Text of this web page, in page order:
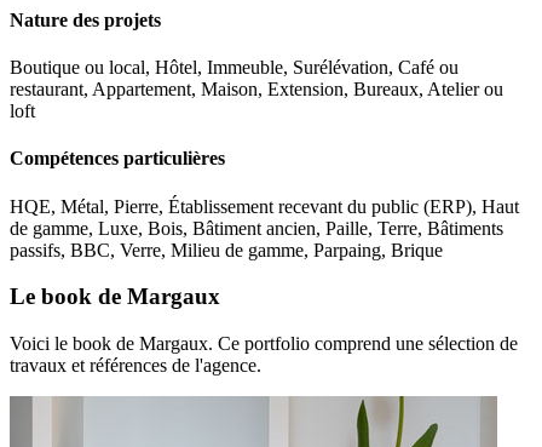
Nature des projets
Boutique ou local, Hôtel, Immeuble, Surélévation, Café ou
restaurant, Appartement, Maison, Extension, Bureaux, Atelier ou
loft
Compétences particulières
HQE, Métal, Pierre, Établissement recevant du public (ERP), Haut
de gamme, Luxe, Bois, Bâtiment ancien, Paille, Terre, Bâtiments
passifs, BBC, Verre, Milieu de gamme, Parpaing, Brique
Le book de Margaux
Voici le book de Margaux. Ce portfolio comprend une sélection de
travaux et références de l'agence.